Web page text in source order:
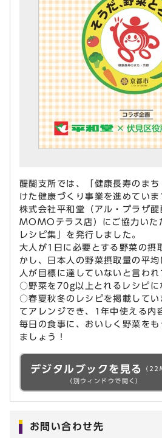
醍醐支所では、「健康長寿のま
けた健康づくり事業を進めていま
株式会社平和堂（アル・プラザ
MOMOテラス店）にご協力いた
レシピ集」を発行しました。
大人が1日に必要とする野菜の摂
かし、日本人の野菜摂取量の平
人が目標に達していないと言われ
○野菜を70g以上とれるレシピに
○春夏秋冬のレシピを掲載してい
てアレンジでき、1年中使える内
毎日の食事に、おいしく野菜を
ましょう！
デジタルブックを見る
（
（別ウィンドウで開く）
お問い合わせ先